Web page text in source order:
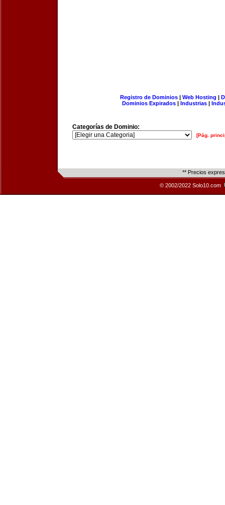
Registro de Dominios| Web Hosting |
Dominios Expirados | Industrias |
Categorías de Dominio:
[Pág.
** Precios
© 2002/2022 Solo10.com